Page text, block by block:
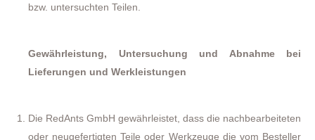
bzw. untersuchten Teilen.
Gewährleistung, Untersuchung und Abnahme bei
Lieferungen und Werkleistungen
Die RedAnts GmbH gewährleistet, dass die nachbearbeiteten
oder neugefertigten Teile oder Werkzeuge die vom Besteller